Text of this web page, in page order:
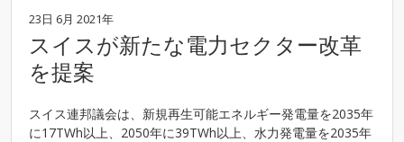
23日 6月 2021年
スイスが新たな電力セクター改革
を提案
スイス連邦議会は、新規再生可能エネルギー発電量を2035年
に17TWh以上、2050年に39TWh以上、水力発電量を2035年